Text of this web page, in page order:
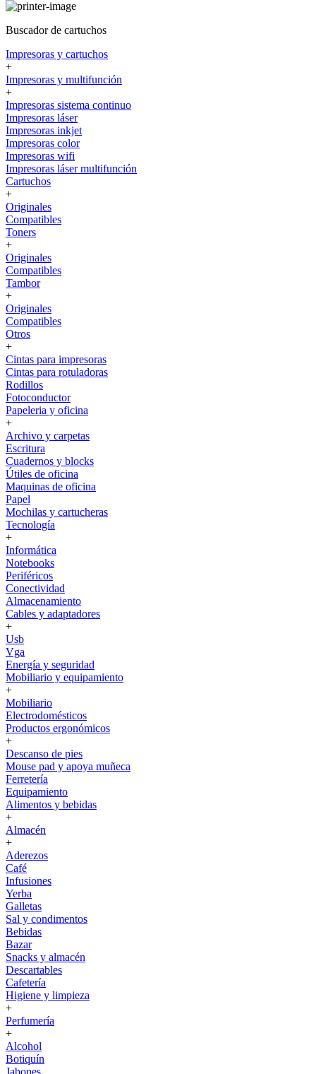
Buscador de cartuchos
Impresoras y cartuchos
+
Impresoras y multifunción
+
Impresoras sistema continuo
Impresoras láser
Impresoras inkjet
Impresoras color
Impresoras wifi
Impresoras láser multifunción
Cartuchos
+
Originales
Compatibles
Toners
+
Originales
Compatibles
Tambor
+
Originales
Compatibles
Otros
+
Cintas para impresoras
Cintas para rotuladoras
Rodillos
Fotoconductor
Papeleria y oficina
+
Archivo y carpetas
Escritura
Cuadernos y blocks
Útiles de oficina
Maquinas de oficina
Papel
Mochilas y cartucheras
Tecnología
+
Informática
Notebooks
Periféricos
Conectividad
Almacenamiento
Cables y adaptadores
+
Usb
Vga
Energía y seguridad
Mobiliario y equipamiento
+
Mobiliario
Electrodomésticos
Productos ergonómicos
+
Descanso de pies
Mouse pad y apoya muñeca
Ferretería
Equipamiento
Alimentos y bebidas
+
Almacén
+
Aderezos
Café
Infusiones
Yerba
Galletas
Sal y condimentos
Bebidas
Bazar
Snacks y almacén
Descartables
Cafetería
Higiene y limpieza
+
Perfumería
+
Alcohol
Botiquín
Jabones